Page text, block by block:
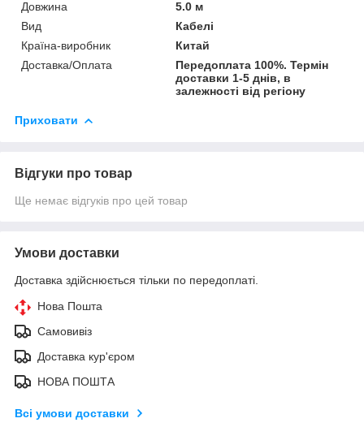
Довжина
5.0 м
Вид
Кабелі
Країна-виробник
Китай
Доставка/Оплата
Передоплата 100%. Термін
доставки 1-5 днів, в
залежності від регіону
Приховати
Відгуки про товар
Ще немає відгуків про цей товар
Умови доставки
Доставка здійснюється тільки по передоплаті.
Нова Пошта
Самовивіз
Доставка кур'єром
НОВА ПОШТА
Всі умови доставки